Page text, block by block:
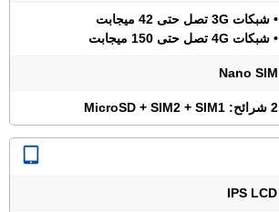
• شبكات 3G تصل حتى 42 ميجابت
• شبكات 4G تصل حتى 150 ميجابت
Nano SIM
2 شرائح: MicroSD + SIM2 + SIM1
IPS LCD